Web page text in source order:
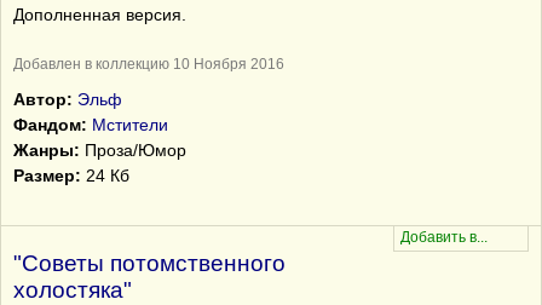
Дополненная версия.
Добавлен в коллекцию 10 Ноября 2016
Автор: Эльф
Фандом: Мстители
Жанры: Проза/Юмор
Размер: 24 Кб
"Советы потомственного
холостяка"